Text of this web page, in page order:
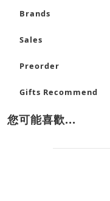
Brands
Sales
Preorder
Gifts Recommend
您可能喜歡...